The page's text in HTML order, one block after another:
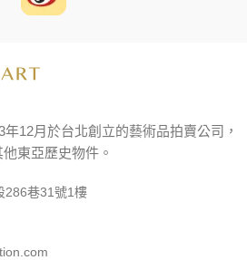
12月於台北創立的藝術品拍賣公司，
東亞歷史物件。
286巷31號1樓